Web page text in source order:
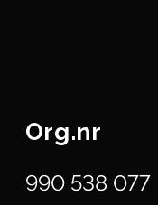
Org.nr
990 538 077